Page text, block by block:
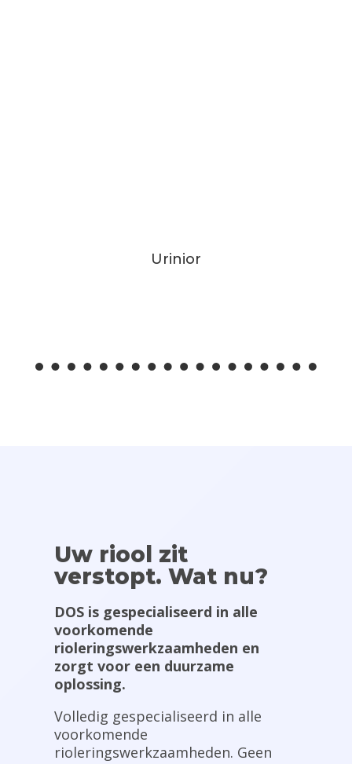
Urinior
Uw riool zit
verstopt. Wat nu?
DOS is gespecialiseerd in alle
voorkomende
rioleringswerkzaamheden en
zorgt voor een duurzame
oplossing.
Volledig gespecialiseerd in alle
voorkomende
rioleringswerkzaamheden. Geen